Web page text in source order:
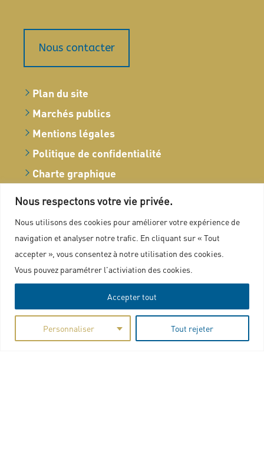
Nous respectons votre vie privée.
Nous utilisons des cookies pour améliorer votre expérience de
navigation et analyser notre trafic. En cliquant sur « Tout
accepter », vous consentez à notre utilisation des cookies.
Vous pouvez paramétrer l'activiation des cookies.
Personnaliser Tout rejeter
Accepter tout
Nous contacter
Plan du site
Marchés publics
Mentions légales
Politique de confidentialité
Charte graphique